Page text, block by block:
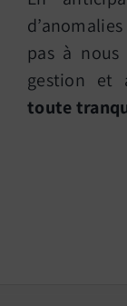
pas à
gestion et
toute